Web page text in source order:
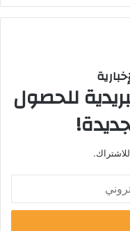
للحصول